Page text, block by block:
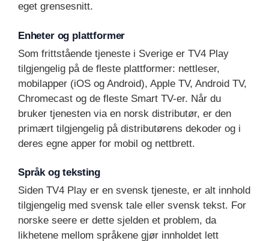
eget grensesnitt.
Enheter og plattformer
Som frittstående tjeneste i Sverige er TV4 Play
tilgjengelig på de fleste plattformer: nettleser,
mobilapper (iOS og Android), Apple TV, Android TV,
Chromecast og de fleste Smart TV-er. Når du
bruker tjenesten via en norsk distributør, er den
primært tilgjengelig på distributørens dekoder og i
deres egne apper for mobil og nettbrett.
Språk og teksting
Siden TV4 Play er en svensk tjeneste, er alt innhold
tilgjengelig med svensk tale eller svensk tekst. For
norske seere er dette sjelden et problem, da
likhetene mellom språkene gjør innholdet lett